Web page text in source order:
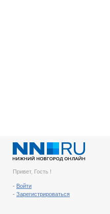
Привет, Гость !
- Войти
- Зарегистрироваться